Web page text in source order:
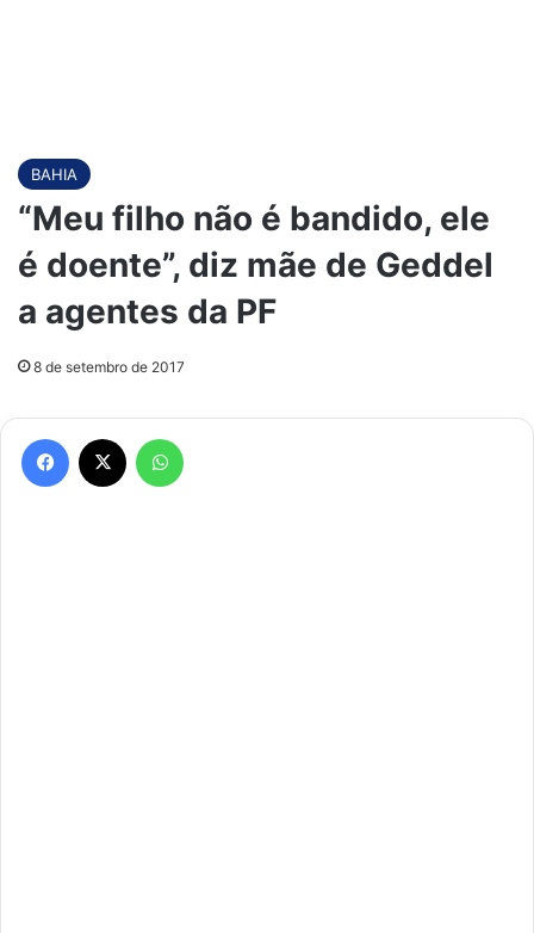
BAHIA
“Meu filho não é bandido, ele
é doente”, diz mãe de Geddel
a agentes da PF
8 de setembro de 2017